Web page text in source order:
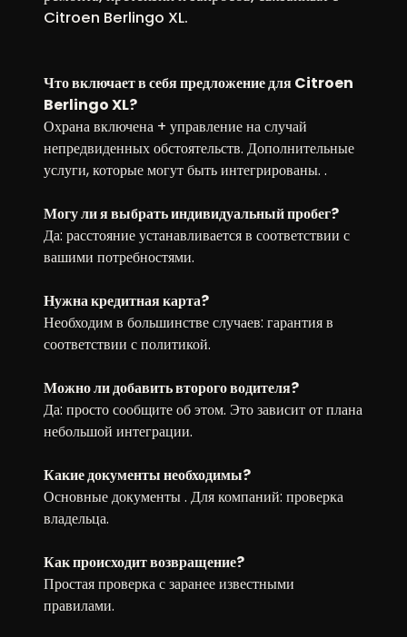
Citroen Berlingo XL.
Что включает в себя предложение для Citroen
Berlingo XL?
Охрана включена + управление на случай
непредвиденных обстоятельств. Дополнительные
услуги, которые могут быть интегрированы. .
Могу ли я выбрать индивидуальный пробег?
Да: расстояние устанавливается в соответствии с
вашими потребностями.
Нужна кредитная карта?
Необходим в большинстве случаев: гарантия в
соответствии с политикой.
Можно ли добавить второго водителя?
Да: просто сообщите об этом. Это зависит от плана
небольшой интеграции.
Какие документы необходимы?
Основные документы . Для компаний: проверка
владельца.
Как происходит возвращение?
Простая проверка с заранее известными
правилами.